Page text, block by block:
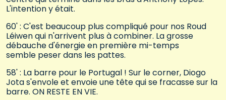
L'intention y était.
60' : C'est beaucoup plus compliqué pour nos Roud
Léiwen qui n'arrivent plus à combiner. La grosse
débauche d'énergie en première mi-temps
semble peser dans les pattes.
58' : La barre pour le Portugal ! Sur le corner, Diogo
Jota s'envole et envoie une tête qui se fracasse sur la
barre. ON RESTE EN VIE.